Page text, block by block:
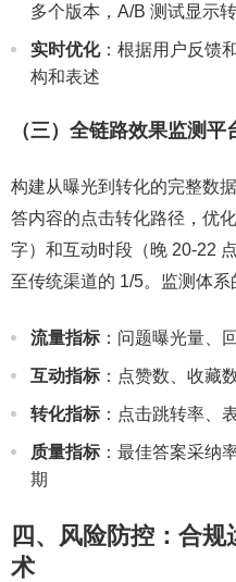
多个版本，A/B 测试显示
实时优化：根据用户反馈
构和表述
（三）全链路效果监测平
构建从曝光到转化的完整数
答内容的点击转化路径，优
字）和互动时段（晚 20-22
至传统渠道的 1/5。监测体系
流量指标：问题曝光量、
互动指标：点赞数、收藏
转化指标：点击跳转率、
质量指标：最佳答案采纳
期
四、风险防控：合
术